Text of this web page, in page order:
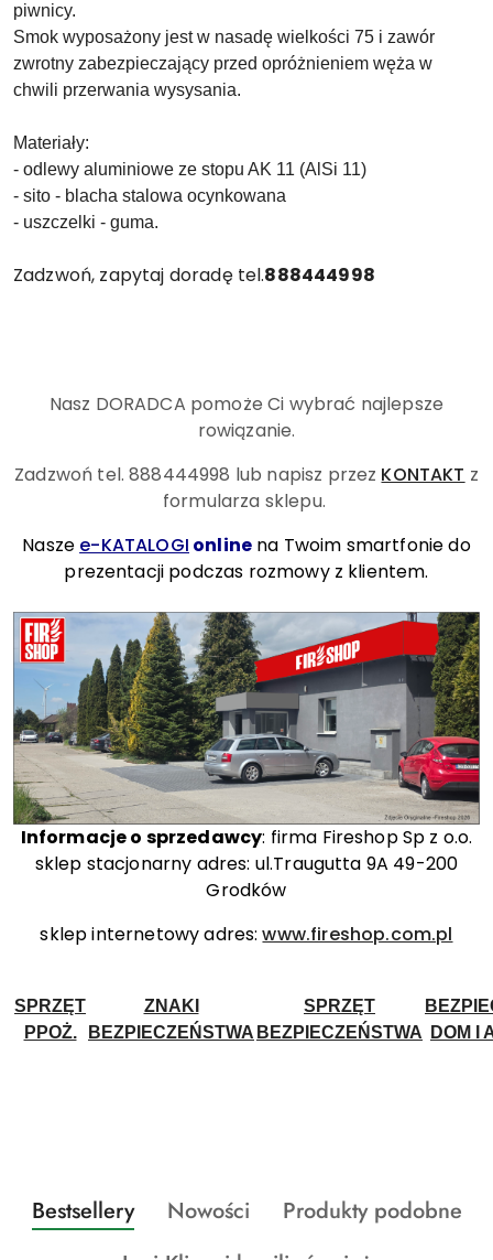
piwnicy.
Smok wyposażony jest w nasadę wielkości 75 i zawór
zwrotny zabezpieczający przed opróżnieniem węża w
chwili przerwania wysysania.
Materiały:
- odlewy aluminiowe ze stopu AK 11 (AlSi 11)
- sito - blacha stalowa ocynkowana
- uszczelki - guma.
Zadzwoń, zapytaj doradę tel.888444998
Nasz DORADCA pomoże Ci wybrać najlepsze
rowiązanie.
Zadzwoń tel. 888444998 lub napisz przez KONTAKT z
formularza sklepu.
Nasze e-KATALOGI online na Twoim smartfonie do
prezentacji podczas rozmowy z klientem.
Informacje o sprzedawcy: firma Fireshop Sp z o.o.
sklep stacjonarny adres: ul.Traugutta 9A 49-200
Grodków
sklep internetowy adres:www.fireshop.com.pl
SPRZĘT
PPOŻ.
ZNAKI
BEZPIECZEŃSTWA
SPRZĘT
BEZPIECZEŃSTWA
DOM I
Pomiń karuzelę produktów
Produkty
o
Bestsellery
Produkty
Nowości
Produkty
Produkty podobne